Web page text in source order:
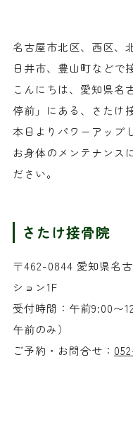
名古屋市北区、西区、
日井市、豊山町などで
こんにちは、愛知県名
停前」にある、さたけ
本日よりパワーアップ
お身体のメンテナンス
ださい。
さたけ接骨院
〒462-0844 愛知県名
ション1F
受付時間：午前9:00〜
午前のみ）
ご予約・お問合せ：